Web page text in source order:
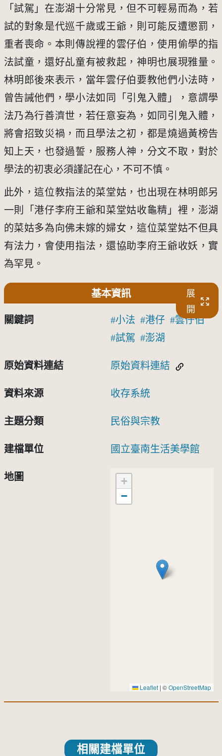
「試駕」在澎湖十分常見，但不可輕易而為，若
試的對象是代巡千歲或王爺，則可能反遭懲罰，
重者喪命。本則傳說裡的雲仔伯，使用偷學的指
法試童，還好乩童有被救起，神明也展現雅量。
林明郎後來表示，當年雲仔伯要教他們小法時，
曾告誡他們，學小法如同「引鬼入體」，意謂學
法乃為行善濟世，若任意妄為，如同引鬼入體，
將會招致災禍，而且學法之初，都是燒過黃榜告
知上天，也發過誓，服務人神，分文不取，對於
學法的初衷必須謹記在心，不可不慎。
此外，這位教指法的菜堂姑，也出現在林明郎另
一則「港仔李府王爺和菜堂姑收龜精」裡，澎湖
的菜姑多為向佛未嫁的婦女，這位菜堂姑不但具
有法力，會使用指法，還協助李府王爺收妖，實
為罕見。
基本資訊
展
開
關鍵詞 小法 港仔
雲仔伯
試駕
澎湖
原始資料連結 原始資料連結
資料來源 收存系統
主題分類 民俗與宗教
建檔單位 國立臺南生活美學館
地圖
+
−
Leaflet | ©OpenStreetMap
相關建檔單位